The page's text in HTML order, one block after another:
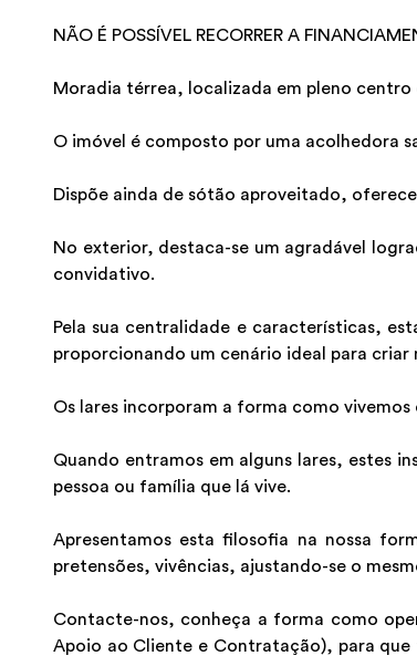
NÃO É POSSÍVEL RECORRER A
Moradia térrea, localizada em pleno
O imóvel é composto por uma acolhedora
Dispõe ainda de sótão aproveitado,
No exterior, destaca-se um agradável
convidativo.
Pela sua centralidade e características,
proporcionando um cenário ideal para criar
Os lares incorporam a forma como vivemos
Quando entramos em alguns lares, estes
pessoa ou família que lá vive.
Apresentamos esta filosofia na nossa
pretensões, vivências, ajustando-se o
Contacte-nos, conheça a forma como
Apoio ao Cliente e Contratação), para